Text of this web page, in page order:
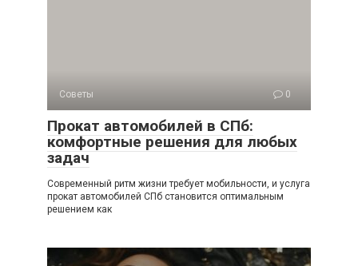
Советы 0
Прокат автомобилей в СПб:
комфортные решения для любых
задач
Современный ритм жизни требует мобильности, и услуга
прокат автомобилей СПб становится оптимальным
решением как